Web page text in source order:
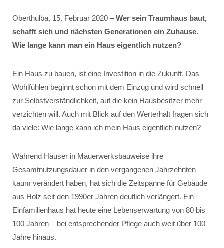
Oberthulba, 15. Februar 2020 –Wer sein Traumhaus baut,
schafft sich und nächsten Generationen ein Zuhause.
Wie lange kann man ein Haus eigentlich nutzen?
Ein Haus zu bauen, ist eine Investition in die Zukunft. Das
Wohlfühlen beginnt schon mit dem Einzug und wird schnell
zur Selbstverständlichkeit, auf die kein Hausbesitzer mehr
verzichten will. Auch mit Blick auf den Werterhalt fragen sich
da viele: Wie lange kann ich mein Haus eigentlich nutzen?
Während Häuser in Mauerwerksbauweise ihre
Gesamtnutzungsdauer in den vergangenen Jahrzehnten
kaum verändert haben, hat sich die Zeitspanne für Gebäude
aus Holz seit den 1990er Jahren deutlich verlängert. Ein
Einfamilienhaus hat heute eine Lebenserwartung von 80 bis
100 Jahren – bei entsprechender Pflege auch weit über 100
Jahre hinaus.